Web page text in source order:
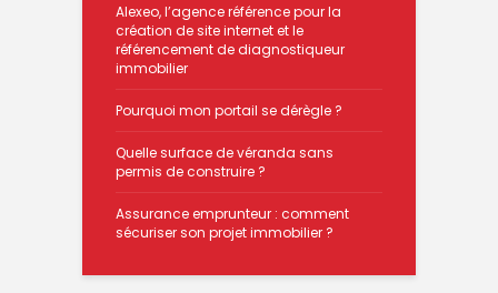
Alexeo, l’agence référence pour la
création de site internet et le
référencement de diagnostiqueur
immobilier
Pourquoi mon portail se dérègle ?
Quelle surface de véranda sans
permis de construire ?
Assurance emprunteur : comment
sécuriser son projet immobilier ?